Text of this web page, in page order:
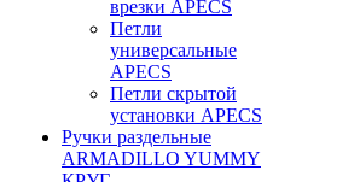
врезки APECS
Петли
универсальные
APECS
Петли скрытой
установки APECS
Ручки раздельные
ARMADILLO YUMMY